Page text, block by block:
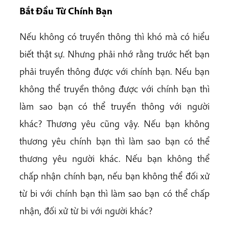
Bắt Đầu Từ Chính Bạn
Nếu không có truyền thông thì khó mà có hiểu
biết thật sự. Nhưng phải nhớ rằng trước hết bạn
phải truyền thông được với chính bạn. Nếu bạn
không thể truyền thông được với chính bạn thì
làm sao bạn có thể truyền thông với người
khác? Thương yêu cũng vậy. Nếu bạn không
thương yêu chính bạn thì làm sao bạn có thể
thương yêu người khác. Nếu bạn không thể
chấp nhận chính bạn, nếu bạn không thể đối xử
từ bi với chính bạn thì làm sao bạn có thể chấp
nhận, đối xử từ bi với người khác?